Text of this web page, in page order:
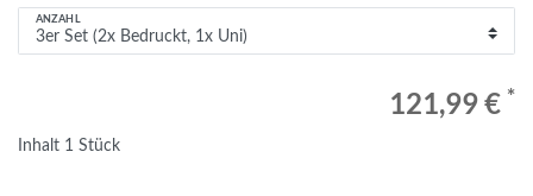
ANZAHL
121,99 € *
Inhalt 1 Stück